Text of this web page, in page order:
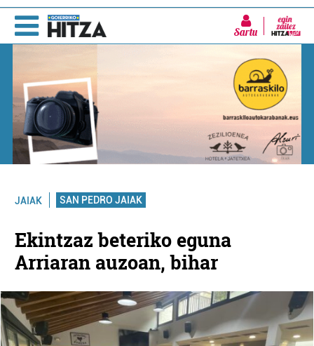
Sartu
JAIAK SAN PEDRO JAIAK
Ekintzaz beteriko eguna
Arriaran auzoan, bihar